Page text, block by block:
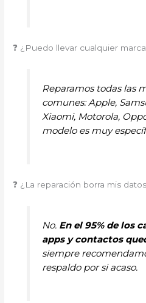
❓ ¿Puedo llevar cualquier
Reparamos todas las
comunes: Apple,
Xiaomi, Motorola,
modelo es muy
❓ ¿La reparación borra mis
No. En el 95% de los
apps y contactos
siempre
respaldo por si acaso.